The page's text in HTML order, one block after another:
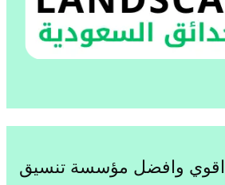
اقوي وافضل مؤسسة تنسيق